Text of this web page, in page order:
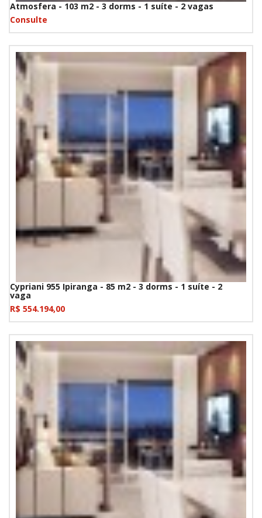
Atmosfera - 103 m2 - 3 dorms - 1 suíte - 2 vagas
Consulte
Cypriani 955 Ipiranga - 85 m2 - 3 dorms - 1 suíte - 2
vaga
R$ 554.194,00